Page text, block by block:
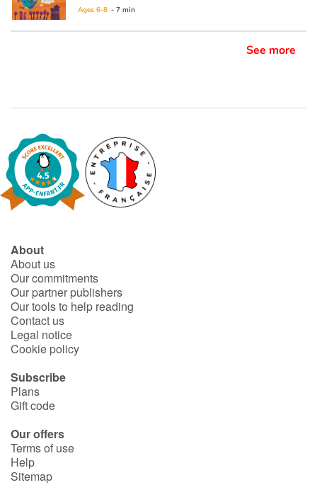
Reading for children
Ages 6-8 - 7 min
See more
About
About us
Our commitments
Our partner publishers
Our tools to help reading
Contact us
Legal notice
Cookie policy
Subscribe
Plans
Gift code
Our offers
Terms of use
Help
Sitemap